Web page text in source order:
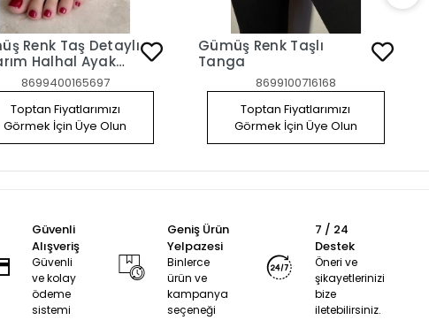
Renk Taş Detaylı
Halhal Ayak
8699400165697
Toptan Fiyatlarımızı
Görmek İçin Üye Olun
Gümüş Renk Taşlı
Tanga
8699100716168
Toptan Fiyatlarımızı
Görmek İçin Üye Olun
Güvenli
Alışveriş
Güvenli
ve kolay
ödeme
sistemi
Geniş Ürün
Yelpazesi
Binlerce
ürün ve
kampanya
seçeneği
7 / 24
Destek
Öneri ve
şikayetlerinizi
bize
iletebilirsiniz.